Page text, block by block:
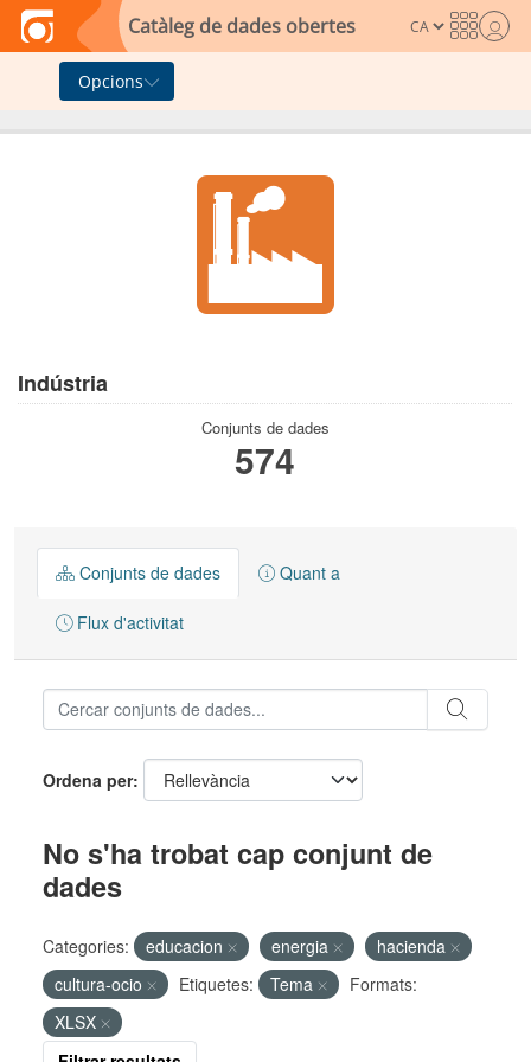
Skip to main content
Catàleg de dades obertes
Opcions
Indústria
Conjunts de dades
574
Conjunts de dades Quant a
Flux d'activitat
Ordena per
No s'ha trobat cap conjunt de
dades
Categories: educacion energia
hacienda
cultura-ocio
Etiquetes: Tema
Formats:
XLSX